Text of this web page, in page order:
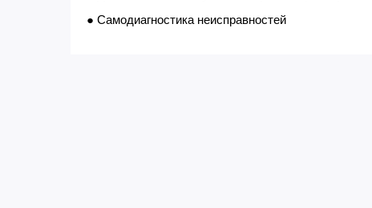
● Самодиагностика неисправностей